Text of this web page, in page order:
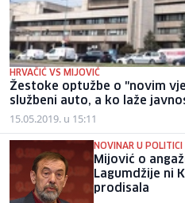
HRVAČIĆ VS MIJOVIĆ
Žestoke optužbe o "novim
službeni auto, a ko laže
15.05.2019. u 15:11
NOVINAR U POLITICI
Mijović o
Lagumdžije ni
prodisala